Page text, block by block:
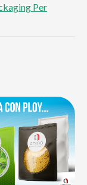
Per